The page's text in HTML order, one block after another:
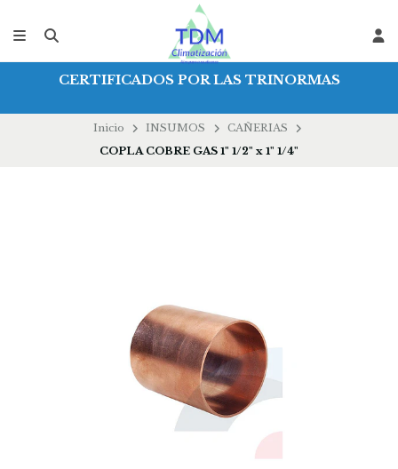
CERTIFICADOS POR LAS TRINORMAS
Inicio INSUMOS
CAÑERIAS
COPLA COBRE GAS 1" 1/2" x 1" 1/4"